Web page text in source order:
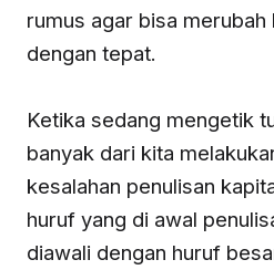
rumus agar bisa
dengan tepat.
Ketika sedang mengetik
banyak dari kita
kesalahan penulisan
huruf yang di awal
diawali dengan huruf